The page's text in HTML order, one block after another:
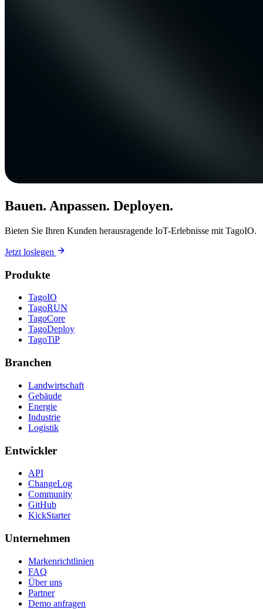
Bauen. Anpassen. Deployen.
Bieten Sie Ihren Kunden herausragende IoT-Erlebnisse mit TagoIO.
Jetzt loslegen
Produkte
TagoIO
TagoRUN
TagoCore
TagoDeploy
TagoTiP
Branchen
Landwirtschaft
Gebäude
Energie
Industrie
Logistik
Entwickler
API
ChangeLog
Community
GitHub
KickStarter
Unternehmen
Markenrichtlinien
FAQ
Über uns
Partner
Demo anfragen